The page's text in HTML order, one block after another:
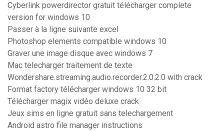
Cyberlink powerdirector gratuit télécharger complete
version for windows 10
Passer à la ligne suivante excel
Photoshop elements compatible windows 10
Graver une image disque avec windows 7
Mac telecharger traitement de texte
Wondershare.streaming.audio.recorder.2.0.2.0 with crack
Format factory télécharger windows 10 32 bit
Télécharger magix vidéo deluxe crack
Jeux sims en ligne gratuit sans telechargement
Android astro file manager instructions